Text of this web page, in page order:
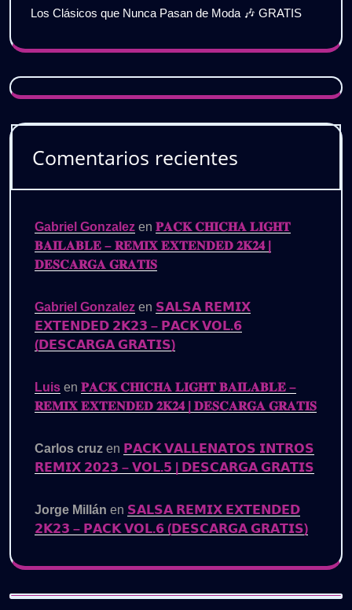
Los Clásicos que Nunca Pasan de Moda 🎶 GRATIS
Comentarios recientes
Gabriel Gonzalez en 𝐏𝐀𝐂𝐊 𝐂𝐇𝐈𝐂𝐇𝐀 𝐋𝐈𝐆𝐇𝐓
𝐁𝐀𝐈𝐋𝐀𝐁𝐋𝐄 – 𝐑𝐄𝐌𝐈𝐗 𝐄𝐗𝐓𝐄𝐍𝐃𝐄𝐃 𝟐𝐊𝟐𝟒 |
𝐃𝐄𝐒𝐂𝐀𝐑𝐆𝐀 𝐆𝐑𝐀𝐓𝐈𝐒
Gabriel Gonzalez en 𝗦𝗔𝗟𝗦𝗔 𝗥𝗘𝗠𝗜𝗫
𝗘𝗫𝗧𝗘𝗡𝗗𝗘𝗗 𝟮𝗞𝟮𝟯 – 𝗣𝗔𝗖𝗞 𝗩𝗢𝗟.𝟲
(𝗗𝗘𝗦𝗖𝗔𝗥𝗚𝗔 𝗚𝗥𝗔𝗧𝗜𝗦)
Luis en 𝐏𝐀𝐂𝐊 𝐂𝐇𝐈𝐂𝐇𝐀 𝐋𝐈𝐆𝐇𝐓 𝐁𝐀𝐈𝐋𝐀𝐁𝐋𝐄 –
𝐑𝐄𝐌𝐈𝐗 𝐄𝐗𝐓𝐄𝐍𝐃𝐄𝐃 𝟐𝐊𝟐𝟒 | 𝐃𝐄𝐒𝐂𝐀𝐑𝐆𝐀 𝐆𝐑𝐀𝐓𝐈𝐒
Carlos cruz en 𝗣𝗔𝗖𝗞 𝗩𝗔𝗟𝗟𝗘𝗡𝗔𝗧𝗢𝗦 𝗜𝗡𝗧𝗥𝗢𝗦
𝗥𝗘𝗠𝗜𝗫 𝟮𝟬𝟮𝟯 – 𝗩𝗢𝗟.𝟱 | 𝗗𝗘𝗦𝗖𝗔𝗥𝗚𝗔 𝗚𝗥𝗔𝗧𝗜𝗦
Jorge Millán en 𝗦𝗔𝗟𝗦𝗔 𝗥𝗘𝗠𝗜𝗫 𝗘𝗫𝗧𝗘𝗡𝗗𝗘𝗗
𝟮𝗞𝟮𝟯 – 𝗣𝗔𝗖𝗞 𝗩𝗢𝗟.𝟲 (𝗗𝗘𝗦𝗖𝗔𝗥𝗚𝗔 𝗚𝗥𝗔𝗧𝗜𝗦)